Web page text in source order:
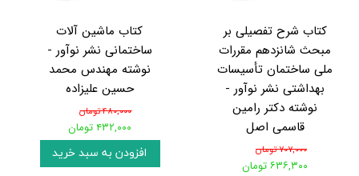
کتاب شرح تفصیلی بر
مبحث شانزدهم مقررات
ملی ساختمان تأسیسات
بهداشتی نشر نوآور -
نوشته دکتر رامین
قاسمی اصل
۷۰۷,۰۰۰ تومان
۶۳۶,۳۰۰ تومان
کتاب ماشین‌ آلات
ساختمانی نشر نوآور -
نوشته مهندس محمد
حسین علیزاده
۴۸۰,۰۰۰ تومان
۴۳۲,۰۰۰ تومان
افزودن به سبد خرید